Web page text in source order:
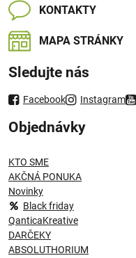
KONTAKTY
MAPA STRÁNKY
Sledujte nás
Facebook Instagram
Objednávky
KTO SME
AKČNÁ PONUKA
Novinky
Black friday
QanticaKreative
DARČEKY
ABSOLUTHORIUM